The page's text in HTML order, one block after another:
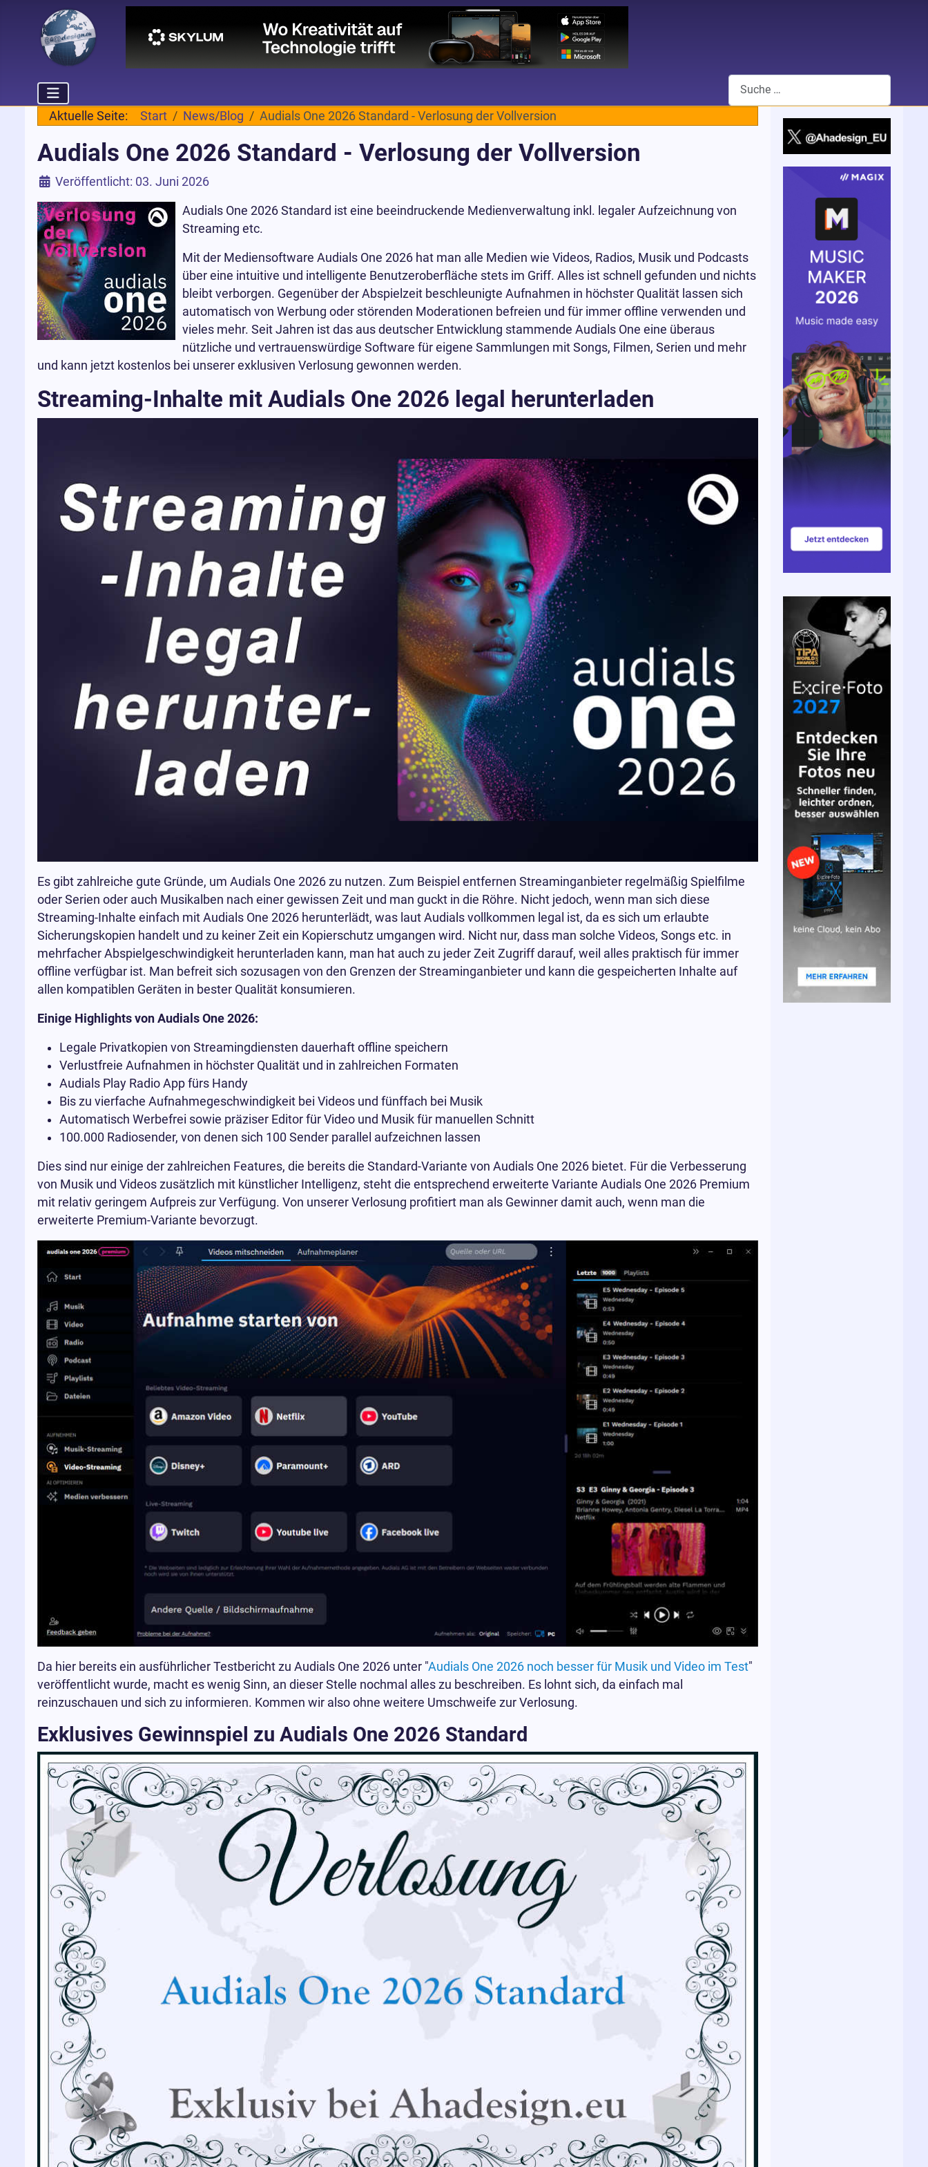
Suchen
Aktuelle Seite: Start News/Blog Audials One 2026 Standard - Verlosung der Vollversion
Audials One 2026 Standard - Verlosung der Vollversion
Details
Veröffentlicht: 03. Juni 2026
Audials One 2026 Standard ist eine beeindruckende Medienverwaltung inkl. legaler Aufzeichnung von
Streaming etc.
Mit der Mediensoftware Audials One 2026 hat man alle Medien wie Videos, Radios, Musik und Podcasts
über eine intuitive und intelligente Benutzeroberfläche stets im Griff. Alles ist schnell gefunden und nichts
bleibt verborgen. Gegenüber der Abspielzeit beschleunigte Aufnahmen in höchster Qualität lassen sich
automatisch von Werbung oder störenden Moderationen befreien und für immer offline verwenden und
vieles mehr. Seit Jahren ist das aus deutscher Entwicklung stammende Audials One eine überaus
nützliche und vertrauenswürdige Software für eigene Sammlungen mit Songs, Filmen, Serien und mehr
und kann jetzt kostenlos bei unserer exklusiven Verlosung gewonnen werden.
Streaming-Inhalte mit Audials One 2026 legal herunterladen
Es gibt zahlreiche gute Gründe, um Audials One 2026 zu nutzen. Zum Beispiel entfernen Streaminganbieter regelmäßig Spielfilme
oder Serien oder auch Musikalben nach einer gewissen Zeit und man guckt in die Röhre. Nicht jedoch, wenn man sich diese
Streaming-Inhalte einfach mit Audials One 2026 herunterlädt, was laut Audials vollkommen legal ist, da es sich um erlaubte
Sicherungskopien handelt und zu keiner Zeit ein Kopierschutz umgangen wird. Nicht nur, dass man solche Videos, Songs etc. in
mehrfacher Abspielgeschwindigkeit herunterladen kann, man hat auch zu jeder Zeit Zugriff darauf, weil alles praktisch für immer
offline verfügbar ist. Man befreit sich sozusagen von den Grenzen der Streaminganbieter und kann die gespeicherten Inhalte auf
allen kompatiblen Geräten in bester Qualität konsumieren.
Einige Highlights von Audials One 2026:
Legale Privatkopien von Streamingdiensten dauerhaft offline speichern
Verlustfreie Aufnahmen in höchster Qualität und in zahlreichen Formaten
Audials Play Radio App fürs Handy
Bis zu vierfache Aufnahmegeschwindigkeit bei Videos und fünffach bei Musik
Automatisch Werbefrei sowie präziser Editor für Video und Musik für manuellen Schnitt
100.000 Radiosender, von denen sich 100 Sender parallel aufzeichnen lassen
Dies sind nur einige der zahlreichen Features, die bereits die Standard-Variante von Audials One 2026 bietet. Für die Verbesserung
von Musik und Videos zusätzlich mit künstlicher Intelligenz, steht die entsprechend erweiterte Variante Audials One 2026 Premium
mit relativ geringem Aufpreis zur Verfügung. Von unserer Verlosung profitiert man als Gewinner damit auch, wenn man die
erweiterte Premium-Variante bevorzugt.
Da hier bereits ein ausführlicher Testbericht zu Audials One 2026 unter "Audials One 2026 noch besser für Musik und Video im Test"
veröffentlicht wurde, macht es wenig Sinn, an dieser Stelle nochmal alles zu beschreiben. Es lohnt sich, da einfach mal
reinzuschauen und sich zu informieren. Kommen wir also ohne weitere Umschweife zur Verlosung.
Exklusives Gewinnspiel zu Audials One 2026 Standard